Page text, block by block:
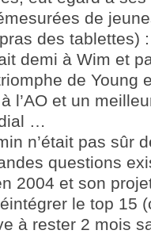
de
des tablettes) :
demi à Wim et
de Young
l’AO et un
…
n’était pas sûr
questions
2004 et son
le top 15
à rester 2 mois